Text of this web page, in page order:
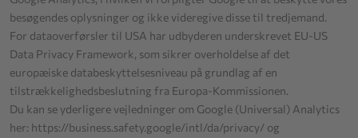
besøgendes oplysninger og ikke videregive disse til tredjemand.
For dataoverførsler til USA har udbyderen underskrevet EU-US
Data Privacy Framework, som sikrer overholdelse af det
europæiske databeskyttelsesniveau på grundlag af en
tilstrækkelighedsbeslutning fra Europa-Kommissionen.
Du kan se yderligere vejledninger om Google (Universal) Analytics
her: https://business.safety.google/intl/da/privacy/ og